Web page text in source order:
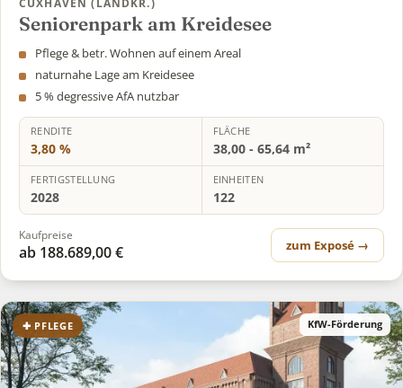
CUXHAVEN (LANDKR.)
Seniorenpark am Kreidesee
Pflege & betr. Wohnen auf einem Areal
naturnahe Lage am Kreidesee
5 % degressive AfA nutzbar
RENDITE
3,80 %
FLÄCHE
38,00 - 65,64 m²
FERTIGSTELLUNG
2028
EINHEITEN
122
Kaufpreise
ab 188.689,00 € zum Exposé →
✚ PFLEGE KfW-Förderung